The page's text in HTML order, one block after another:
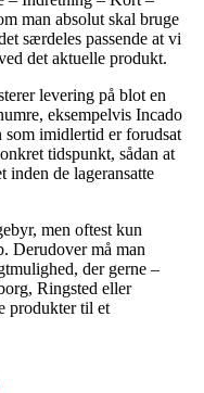
man absolut skal bruge
særdeles passende at vi
det aktuelle produkt.
levering på blot en
eksempelvis Incado
som imidlertid er forudsat
tidspunkt, sådan at
inden de lageransatte
men oftest kun
Derudover må man
der gerne –
Ringsted eller
produkter til et